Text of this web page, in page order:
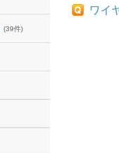
(39件)
ワイ